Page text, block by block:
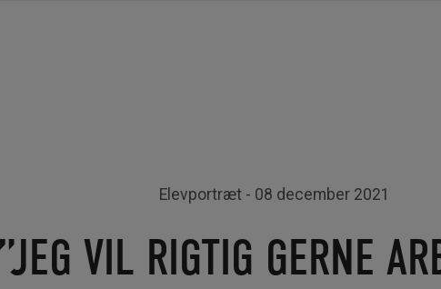
Elevportræt - 08 december 2021
”JEG VIL RIGTIG GERNE